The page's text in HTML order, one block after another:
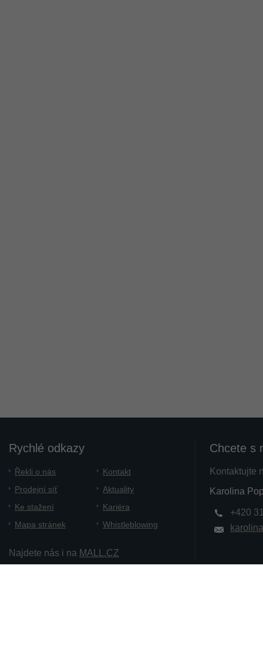
Rychlé odkazy
Řekli o nás
Kontakt
Prodejní síť
Aktuality
Ke stažení
Kariéra
Mapa stránek
Whistleblowing
Najdete nás i na MALL.CZ
Chcete s
Kontaktujte
Karolina
+420